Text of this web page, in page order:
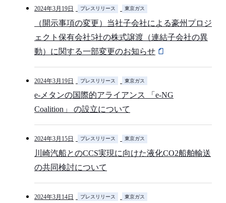
2024年3月19日 プレスリリース 東京ガス
（開示事項の変更）当社子会社による豪州プロジ
ェクト保有会社5社の株式譲渡（連結子会社の異
動）に関する一部変更のお知らせ
2024年3月19日 プレスリリース 東京ガス
e-メタンの国際的アライアンス 「e-NG
Coalition」 の設立について
2024年3月15日 プレスリリース 東京ガス
川崎汽船とのCCS実現に向けた液化CO2船舶輸送
の共同検討について
2024年3月14日 プレスリリース 東京ガス